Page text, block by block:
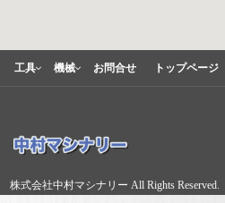
工具 機械 お問合せ トップページ
式会社中村マシナリー All Rights Reserved.